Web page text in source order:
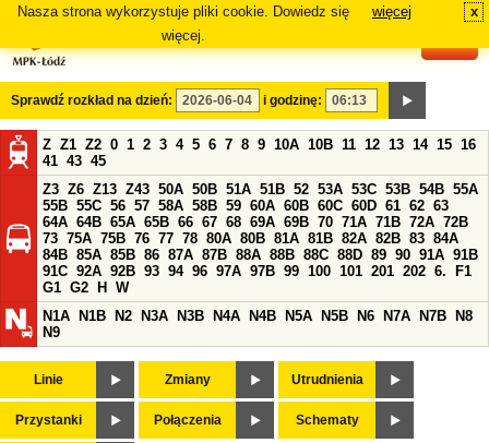
Nasza strona wykorzystuje pliki cookie. Dowiedz się
więcej.
więcej x
Sprawdź rozkład na dzień: i godzinę:
Z Z1 Z2 0 1 2 3 4 5 6 7 8 9 10A 10B 11 12 13 14 15 16
41 43 45
Z3 Z6 Z13 Z43 50A 50B 51A 51B 52 53A 53C 53B 54B 55A
55B 55C 56 57 58A 58B 59 60A 60B 60C 60D 61 62 63
64A 64B 65A 65B 66 67 68 69A 69B 70 71A 71B 72A 72B
73 75A 75B 76 77 78 80A 80B 81A 81B 82A 82B 83 84A
84B 85A 85B 86 87A 87B 88A 88B 88C 88D 89 90 91A 91B
91C 92A 92B 93 94 96 97A 97B 99 100 101 201 202 6.
F1
G1 G2 H
W
N1A
N1B N2 N3A N3B N4A N4B N5A N5B N6 N7A N7B
N8
N9
Linie Zmiany Utrudnienia
Przystanki Połączenia Schematy